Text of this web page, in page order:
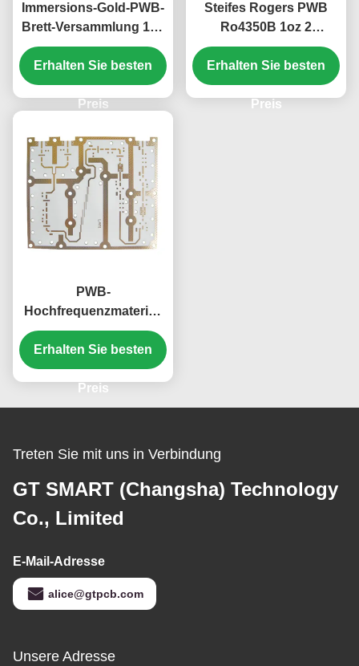
Immersions-Gold-PWB-
Brett-Versammlung 1oz
Rogers RO3003
bleifreies HASL
Erhalten Sie besten
Preis
Steifes Rogers PWB
Ro4350B 1oz 2
überlagert keine
Silkscreen-Grün-
Lötmittel-Maske
Erhalten Sie besten
Preis
PWB-
Hochfrequenzmaterial-
Immersions-Gold Soem-
Rogers RO4350B
Erhalten Sie besten
Preis
Treten Sie mit uns in Verbindung
GT SMART (Changsha) Technology
Co., Limited
E-Mail-Adresse
alice@gtpcb.com
Unsere Adresse